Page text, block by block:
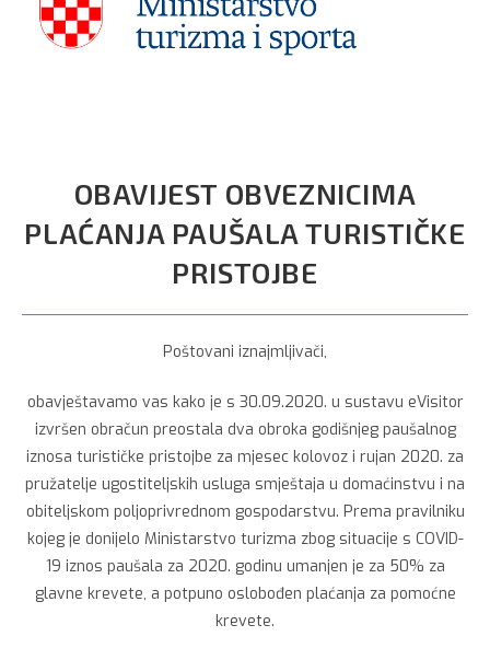
OBAVIJEST OBVEZNICIMA
PLAĆANJA PAUŠALA TURISTIČKE
PRISTOJBE
Poštovani iznajmljivači,
obavještavamo vas kako je s 30.09.2020. u sustavu eVisitor
izvršen obračun preostala dva obroka godišnjeg paušalnog
iznosa turističke pristojbe za mjesec kolovoz i rujan 2020. za
pružatelje ugostiteljskih usluga smještaja u domaćinstvu i na
obiteljskom poljoprivrednom gospodarstvu. Prema pravilniku
kojeg je donijelo Ministarstvo turizma zbog situacije s COVID-
19 iznos paušala za 2020. godinu umanjen je za 50% za
glavne krevete, a potpuno oslobođen plaćanja za pomoćne
krevete.